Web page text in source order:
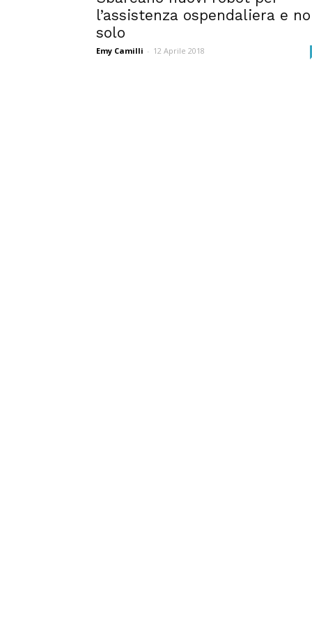
l’assistenza ospendaliera e
solo
Emy Camilli - 12 Aprile 2018